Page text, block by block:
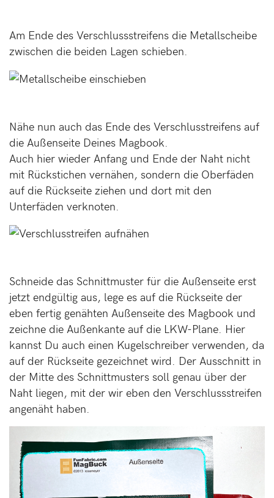
Am Ende des Verschlussstreifens die Metallscheibe
zwischen die beiden Lagen schieben.
Nähe nun auch das Ende des Verschlusstreifens auf
die Außenseite Deines Magbook.
Auch hier wieder Anfang und Ende der Naht nicht
mit Rückstichen vernähen, sondern die Oberfäden
auf die Rückseite ziehen und dort mit den
Unterfäden verknoten.
Schneide das Schnittmuster für die Außenseite erst
jetzt endgültig aus, lege es auf die Rückseite der
eben fertig genähten Außenseite des Magbook und
zeichne die Außenkante auf die LKW-Plane. Hier
kannst Du auch einen Kugelschreiber verwenden, da
auf der Rückseite gezeichnet wird. Der Ausschnitt in
der Mitte des Schnittmusters soll genau über der
Naht liegen, mit der wir eben den Verschlussstreifen
angenäht haben.